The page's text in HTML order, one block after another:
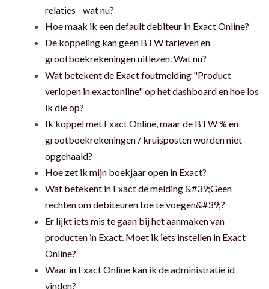
relaties - wat nu?
Hoe maak ik een default debiteur in Exact Online?
De koppeling kan geen BTW tarieven en
grootboekrekeningen uitlezen. Wat nu?
Wat betekent de Exact foutmelding "Product
verlopen in exactonline" op het dashboard en hoe los
ik die op?
Ik koppel met Exact Online, maar de BTW % en
grootboekrekeningen / kruisposten worden niet
opgehaald?
Hoe zet ik mijn boekjaar open in Exact?
Wat betekent in Exact de melding &#39;Geen
rechten om debiteuren toe te voegen&#39;?
Er lijkt iets mis te gaan bij het aanmaken van
producten in Exact. Moet ik iets instellen in Exact
Online?
Waar in Exact Online kan ik de administratie id
vinden?